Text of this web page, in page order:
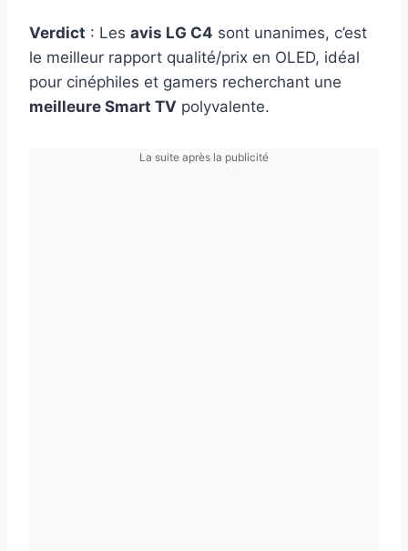
Verdict : Les avis LG C4 sont unanimes, c’est
le meilleur rapport qualité/prix en OLED, idéal
pour cinéphiles et gamers recherchant une
meilleure Smart TV polyvalente.
La suite après la publicité